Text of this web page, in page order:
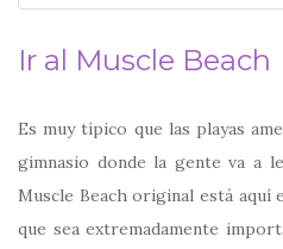
Ir al Muscle Beach
Es muy típico que las playas
gimnasio donde la gente va a
Muscle Beach original está aquí
que sea extremadamente